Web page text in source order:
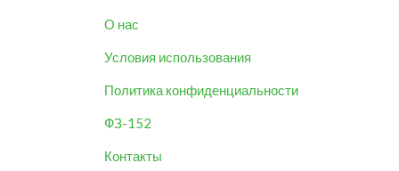
О нас
Условия использования
Политика конфиденциальности
ФЗ-152
Контакты